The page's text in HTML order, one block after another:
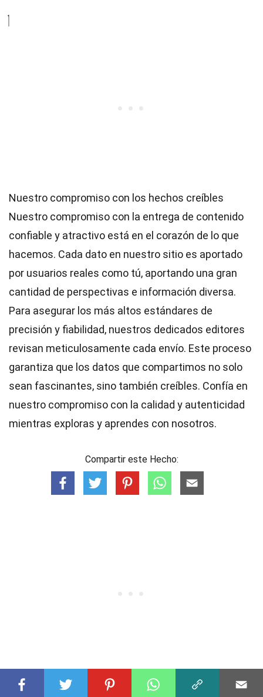
Nuestro compromiso con los hechos creíbles
Nuestro compromiso con la entrega de contenido
confiable y atractivo está en el corazón de lo que
hacemos. Cada dato en nuestro sitio es aportado
por usuarios reales como tú, aportando una gran
cantidad de perspectivas e información diversa.
Para asegurar los más altos estándares de
precisión y fiabilidad, nuestros dedicados editores
revisan meticulosamente cada envío. Este proceso
garantiza que los datos que compartimos no solo
sean fascinantes, sino también creíbles. Confía en
nuestro compromiso con la calidad y autenticidad
mientras exploras y aprendes con nosotros.
Compartir este Hecho: